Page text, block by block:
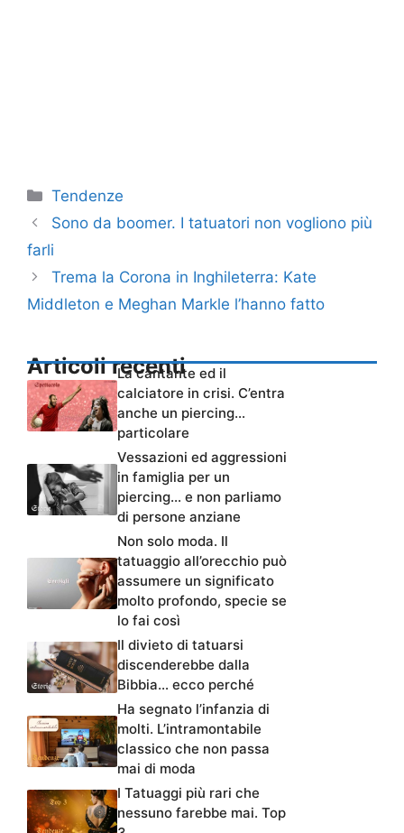
Categorie
Tendenze
Sono da boomer. I tatuatori non vogliono più
farli
Trema la Corona in Inghileterra: Kate
Middleton e Meghan Markle l’hanno fatto
Articoli recenti
La cantante ed il
calciatore in crisi. C’entra
anche un piercing…
particolare
Vessazioni ed aggressioni
in famiglia per un
piercing… e non parliamo
di persone anziane
Non solo moda. Il
tatuaggio all’orecchio può
assumere un significato
molto profondo, specie se
lo fai così
Il divieto di tatuarsi
discenderebbe dalla
Bibbia… ecco perché
Ha segnato l’infanzia di
molti. L’intramontabile
classico che non passa
mai di moda
I Tatuaggi più rari che
nessuno farebbe mai. Top